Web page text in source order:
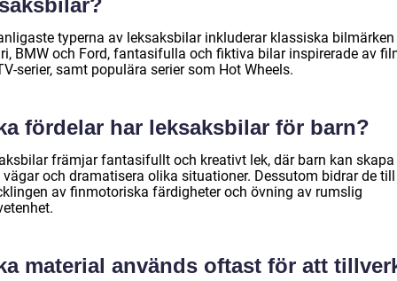
typerna av leksaksbilar inkluderar klassiska
BMW och Ford, fantasifulla och fiktiva bilar inspirerade av
serier, samt populära serier som Hot Wheels.
fördelar har leksaksbilar för barn?
främjar fantasifullt och kreativt lek, där barn kan skapa
vägar och dramatisera olika situationer. Dessutom bidrar de till
av finmotoriska färdigheter och övning av rumslig
material används oftast för att